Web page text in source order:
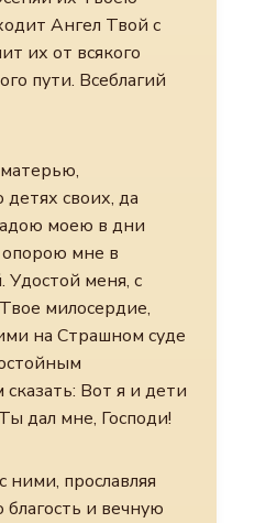
Ангел Твой с
их от всякого
пути. Всеблагий
своих, да
моею в дни
мне в
Удостой меня, с
милосердие,
на Страшном суде
Вот я и дети
дал мне, Господи!
ними, прославляя
и вечную